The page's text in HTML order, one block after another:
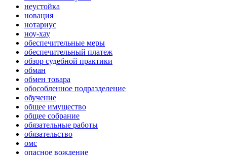
неустойка
новация
нотариус
ноу-хау
обеспечительные меры
обеспечительный платеж
обзор судебной практики
обман
обмен товара
обособленное подразделение
обучение
общее имущество
общее собрание
обязательные работы
обязательство
омс
опасное вождение